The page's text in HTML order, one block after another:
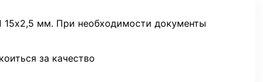
15х2,5 мм. При необходимости документы
за качество